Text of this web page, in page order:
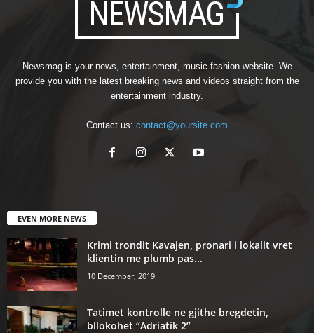
Newsmag is your news, entertainment, music fashion website. We
provide you with the latest breaking news and videos straight from the
entertainment industry.
Contact us: contact@yoursite.com
EVEN MORE NEWS
Krimi trondit Kavajen, pronari i lokalit vret
klientin me plumb pas...
10 December, 2019
Tatimet kontrolle ne gjithe bregdetin,
bllokohet “Adriatik 2”